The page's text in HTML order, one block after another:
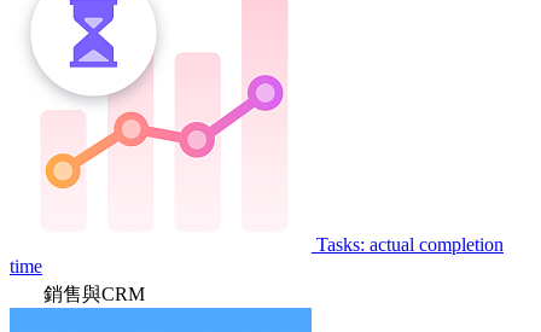
Tasks: actual completion
time
銷售與CRM